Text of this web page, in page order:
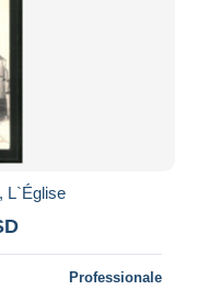
L`Église
Professionale